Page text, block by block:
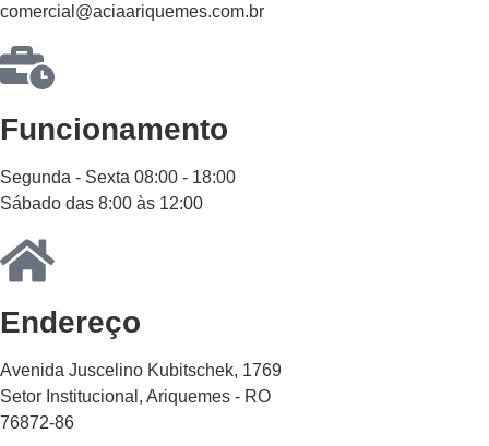
comercial@aciaariquemes.com.br
Funcionamento
Segunda - Sexta 08:00 - 18:00
Sábado das 8:00 às 12:00
Endereço
Avenida Juscelino Kubitschek, 1769
Setor Institucional, Ariquemes - RO
76872-86